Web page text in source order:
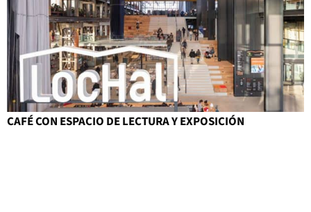
CAFÉ CON ESPACIO DE LECTURA Y EXPOSICIÓN